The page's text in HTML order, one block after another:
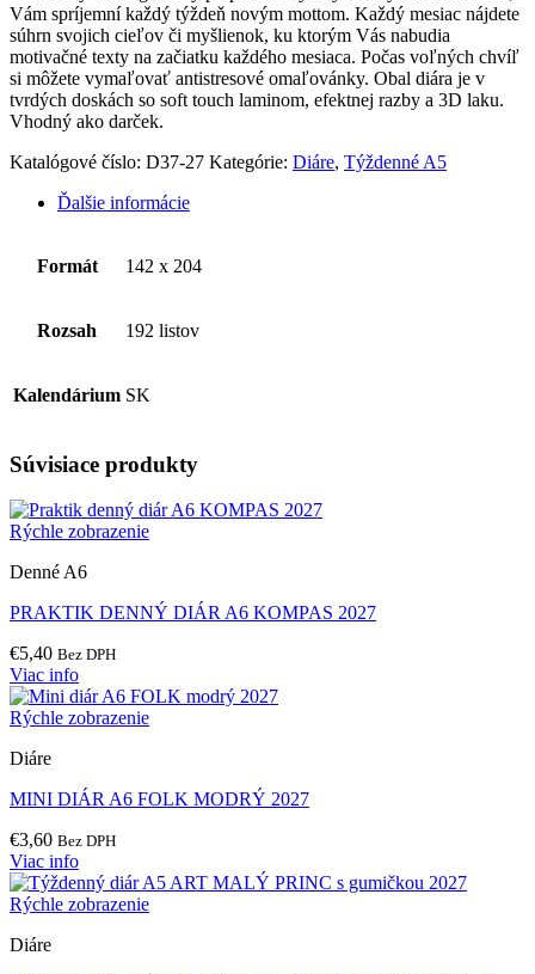
Vám spríjemní každý týždeň novým mottom. Každý mesiac nájdete
súhrn svojich cieľov či myšlienok, ku ktorým Vás nabudia
motivačné texty na začiatku každého mesiaca. Počas voľných chvíľ
si môžete vymaľovať antistresové omaľovánky. Obal diára je v
tvrdých doskách so soft touch laminom, efektnej razby a 3D laku.
Vhodný ako darček.
Katalógové číslo: D37-27 Kategórie: Diáre, Týždenné A5
Ďalšie informácie
Formát 142 x 204
Rozsah 192 listov
Kalendárium SK
Súvisiace produkty
Rýchle zobrazenie
Denné A6
PRAKTIK DENNÝ DIÁR A6 KOMPAS 2027
€5,40 Bez DPH
Viac info
Rýchle zobrazenie
Diáre
MINI DIÁR A6 FOLK MODRÝ 2027
€3,60 Bez DPH
Viac info
Rýchle zobrazenie
Diáre